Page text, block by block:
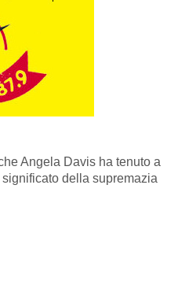
Angela Davis ha tenuto a
della supremazia